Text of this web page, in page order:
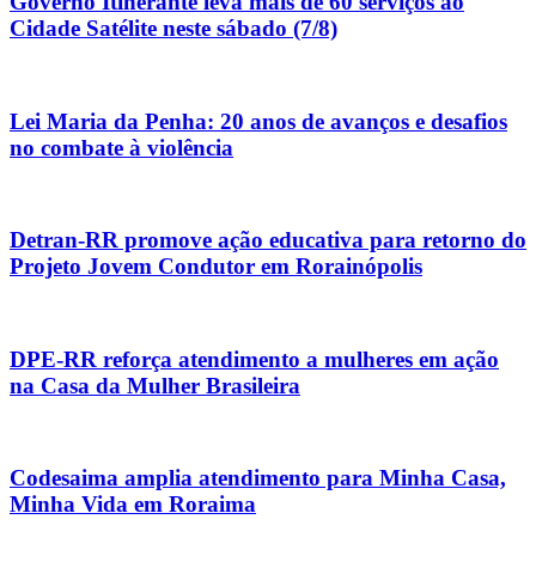
Cidade Satélite neste sábado (7/8)
Lei Maria da Penha: 20 anos de avanços e desafios
no combate à violência
Detran-RR promove ação educativa para retorno do
Projeto Jovem Condutor em Rorainópolis
DPE-RR reforça atendimento a mulheres em ação
na Casa da Mulher Brasileira
Codesaima amplia atendimento para Minha Casa,
Minha Vida em Roraima